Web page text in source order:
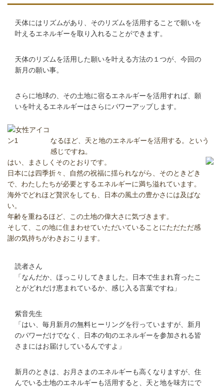
天体にはリズムがあり、そのリズムを活用することで願いを
叶えるエネルギーを取り入れることができます。
天体のリズムを活用した願いを叶える方法の１つが、今回の
新月の願い事。
さらに地球の、その土地に宿るエネルギーを活用すれば、願
いを叶えるエネルギーはさらにパワーアップします。
なるほど、天と地のエネルギーを活用する。という
感じですね。
はい、まさしくそのとおりです。
日本には四季折々、自然の祝福に揺られながら、そのときどき
で、わたしたちが必要とするエネルギーに満ち溢れています。
海外でどれほど贅沢をしても、日本の風土の豊かさには及ばな
い。
年齢を重ねるほど、この土地の偉大さに気づきます。
そして、この地に住まわせていただいていることにただただ感
謝の気持ちがわきおこります。
読者さん
「なんだか、ほっこりしてきました。日本で生まれ育ったこ
とがどれだけ恵まれているか、感じ入る言葉ですね」
紫音先生
「はい、毎月新月の無料ヒーリングを行っていますが、新月
のパワーだけでなく、日本の旬のエネルギーを参加される皆
さまにはお届けしているんですよ」
新月のときは、お月さまのエネルギーも高くなりますが、住
んでいる土地のエネルギーも活用すると、天と地を味方にで